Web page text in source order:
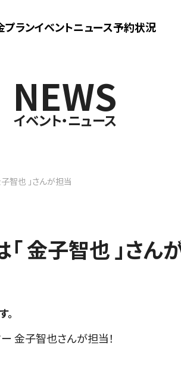
プランイベントニュース予約状況
NEWS
イベント・ニュース
智也 」さんが担当
金子智也 」さん
金子智也さんが担当！